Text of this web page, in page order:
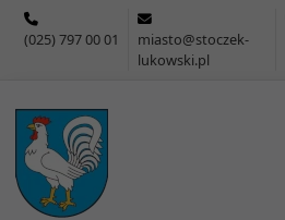
(025) 797 00 01
miasto@stoczek-
lukowski.pl